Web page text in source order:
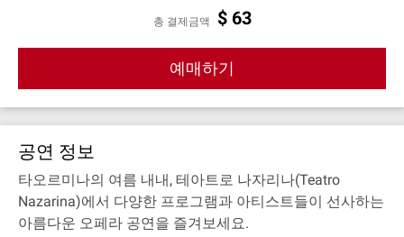
총 결제금액 $ 63
예매하기
공연 정보
타오르미나의 여름 내내, 테아트로 나자리나(Teatro
Nazarina)에서 다양한 프로그램과 아티스트들이 선사하는
아름다운 오페라 공연을 즐겨보세요.